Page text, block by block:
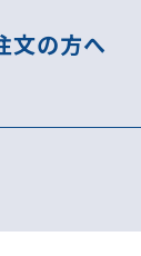
文の方へ